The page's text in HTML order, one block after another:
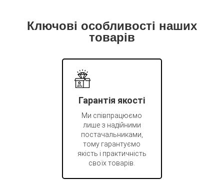
Ключові особливості наших
товарів
Гарантія якості
Ми співпрацюємо
лише з надійними
постачальниками,
тому гарантуємо
якість і практичність
своїх товарів.